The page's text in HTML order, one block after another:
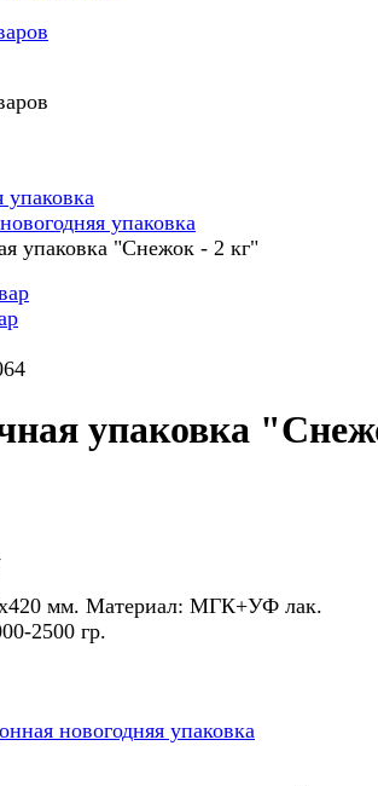
упаковка
упаковка
упаковка "Снежок - 2 кг"
упаковка
мм. Материал: МГК+УФ лак.
2500 гр.
новогодняя упаковка